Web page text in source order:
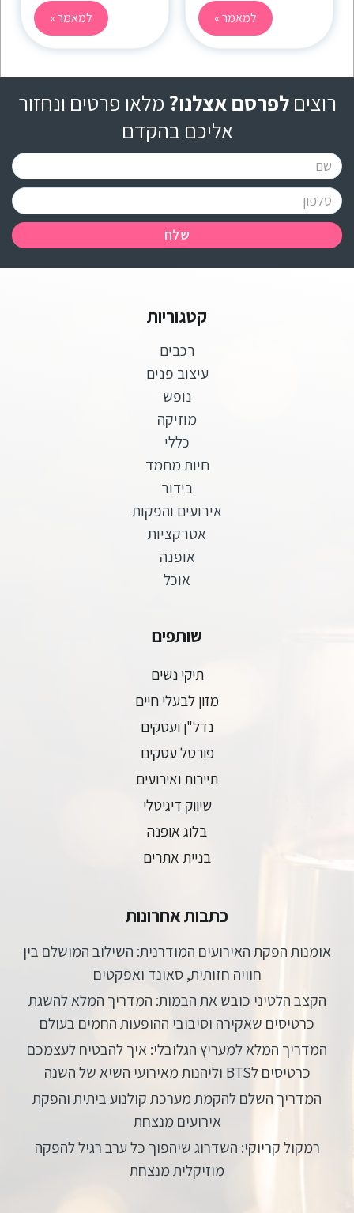
למאמר » למאמר »
רוציםלפרסם אצלנו?מלאו פרטים ונחזור
אליכם בהקדם
שלח
קטגוריות
רכבים
עיצוב פנים
נופש
מוזיקה
כללי
חיות מחמד
בידור
אירועים והפקות
אטרקציות
אופנה
אוכל
שותפים
תיקי נשים
מזון לבעלי חיים
נדל"ן ועסקים
פורטל עסקים
תיירות ואירועים
שיווק דיגיטלי
בלוג אופנה
בניית אתרים
כתבות אחרונות
אומנות הפקת האירועים המודרנית: השילוב המושלם בין
חוויה חזותית, סאונד ואפקטים
הקצב הלטיני כובש את הבמות: המדריך המלא להשגת
כרטיסים שאקירה וסיבובי ההופעות החמים בעולם
המדריך המלא למעריץ הגלובלי: איך להבטיח לעצמכם
כרטיסים לBTS וליהנות מאירועי השיא של השנה
המדריך השלם להקמת מערכת קולנוע ביתית והפקת
אירועים מנצחת
רמקול קריוקי: השדרוג שיהפוך כל ערב רגיל להפקה
מוזיקלית מנצחת